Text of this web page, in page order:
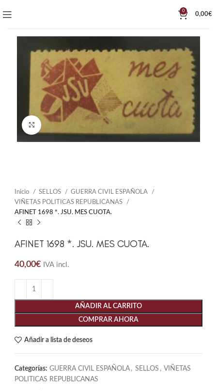
0
0,00€
Inicio SELLOS
GUERRA CIVIL ESPAÑOLA
VIÑETAS POLITICAS REPUBLICANAS
AFINET 1698 *. JSU. MES CUOTA.
AFINET 1698 *. JSU. MES CUOTA.
40,00€ IVA incl.
AÑADIR AL CARRITO
COMPRAR AHORA
Añadir a lista de deseos
Categorías: GUERRA CIVIL ESPAÑOLA , SELLOS , VIÑETAS
POLITICAS REPUBLICANAS